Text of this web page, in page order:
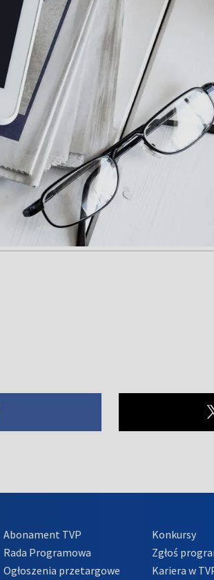
Abonament TVP
Rada Programowa
Ogłoszenia przetargowe
Konkursy
Zgłoś
Kariera w